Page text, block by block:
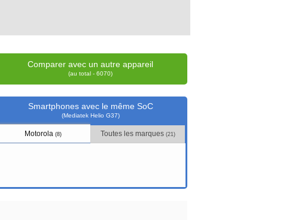
Comparer avec un autre appareil
(au total - 6070)
Smartphones avec le même SoC
(Mediatek Helio G37)
Motorola(8) Toutes les marques (21)